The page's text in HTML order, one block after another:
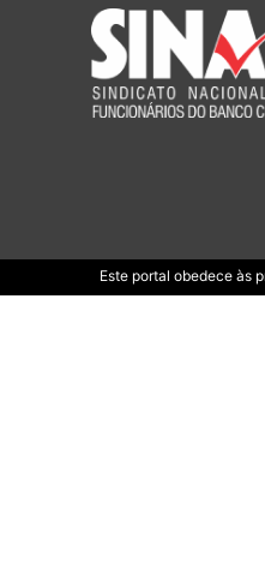
Este portal obedece às